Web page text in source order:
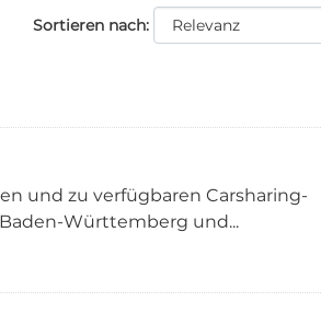
Sortieren nach
und zu verfügbaren Carsharing-
Württemberg und...